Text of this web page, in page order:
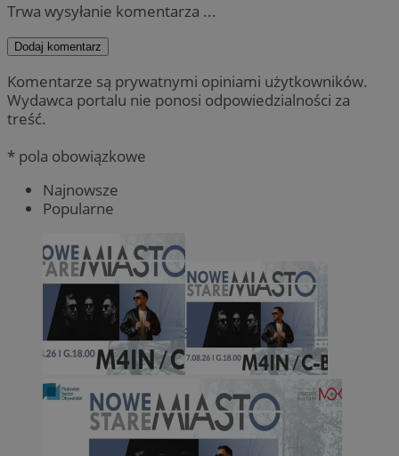
Trwa wysyłanie komentarza ...
Dodaj komentarz
Komentarze są prywatnymi opiniami użytkowników.
Wydawca portalu nie ponosi odpowiedzialności za
treść.
* pola obowiązkowe
Najnowsze
Popularne